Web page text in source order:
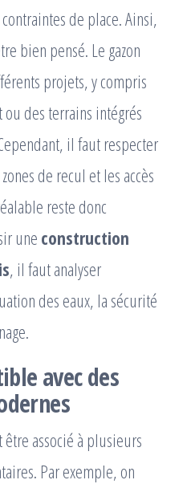
de place. Ainsi,
bien pensé. Le gazon
projets, y compris
ou des terrains intégrés
il faut respecter
de recul et les accès
reste donc
une construction
, il faut analyser
des eaux, la sécurité
avec des
associé à plusieurs
Par exemple, on